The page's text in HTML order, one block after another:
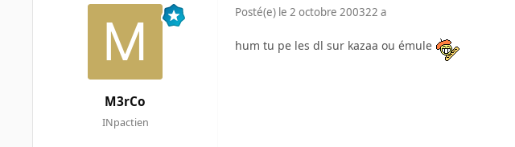
M3rCo
INpactien
Posté(e) le 2 octobre 200322 a
hum tu pe les dl sur kazaa ou émule